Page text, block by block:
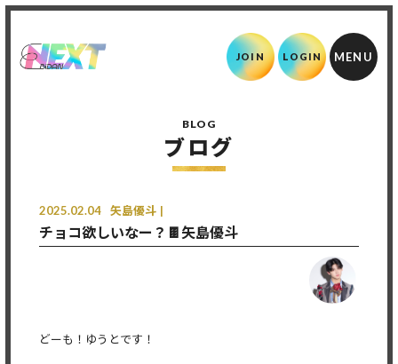
JOIN LOGIN
BLOG
ブログ
2025.02.04 矢島優斗
チョコ欲しいなー？🍫矢島優斗
どーも！ゆうとです！